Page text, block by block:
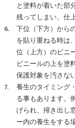
と塗料が着いた部
残ってしまい、仕
下位（下方）から
を貼り重ねる時は
位（上方）のビニ
ビニールの上を塗
保護対象を汚さな
養生のタイミング
る事もあります。
げられ、掃き出し
ー内の養生をする